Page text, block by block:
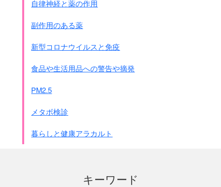
主人を先頭に家の戸口の前に一列に並ばされ、
戸籍を取り出し、家族一人一人の名前を呼ぶ・・・・
部屋の中をひっくり返し、
金目の物を掴むと出て行った。
し、
出産直後の母子が寝ていると同じように表に放り出した。
逃げた抗日分子だとして一
家を連れ去り拷問のあげく殺したり、
自律神経と薬の作用
副作用のある薬
新型コロナウイルスと免疫
食品や生活用品への警告や摘発
PM2.5
メタボ検診
暮らしと健康アラカルト
キーワード